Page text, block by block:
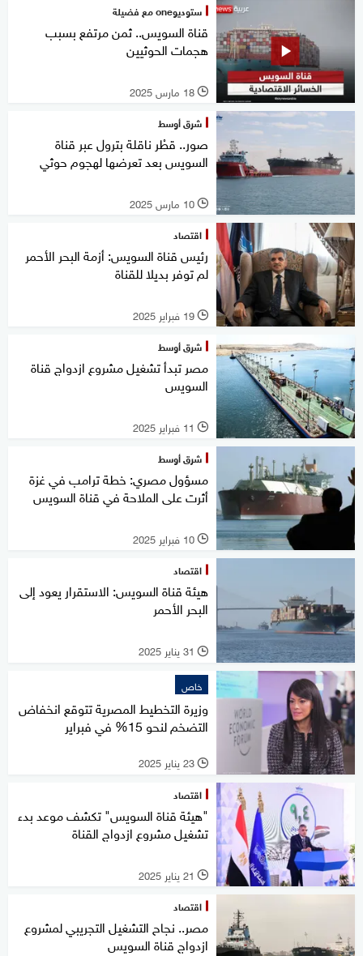
ستوديوone مع فضيلة
قناة السويس.. ثمن مرتفع بسبب
هجمات الحوثيين
l 18 مارس 2025
شرق أوسط
صور.. قطْر ناقلة بترول عبر قناة
السويس بعد تعرضها لهجوم حوثي
l 10 مارس 2025
اقتصاد
رئيس قناة السويس: أزمة البحر الأحمر
لم توفر بديلا للقناة
l 19 فبراير 2025
شرق أوسط
مصر تبدأ تشغيل مشروع ازدواج قناة
السويس
l 11 فبراير 2025
شرق أوسط
مسؤول مصري: خطة ترامب في غزة
أثرت على الملاحة في قناة السويس
l 10 فبراير 2025
اقتصاد
هيئة قناة السويس: الاستقرار يعود إلى
البحر الأحمر
l 31 يناير 2025
خاص
وزيرة التخطيط المصرية تتوقع انخفاض
التضخم لنحو 15% في فبراير
l 23 يناير 2025
اقتصاد
"هيئة قناة السويس" تكشف موعد بدء
تشغيل مشروع ازدواج القناة
l 21 يناير 2025
اقتصاد
مصر.. نجاح التشغيل التجريبي لمشروع
ازدواج قناة السويس